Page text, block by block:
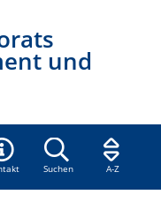
und
Suchen A-Z